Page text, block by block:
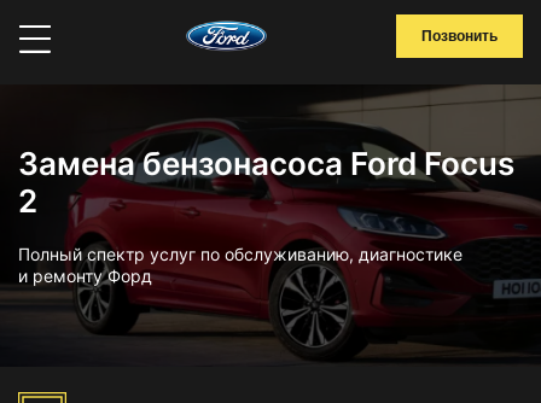
Позвонить
Замена бензонасоса Ford Focus
2
Полный спектр услуг по обслуживанию, диагностике
и ремонту Форд